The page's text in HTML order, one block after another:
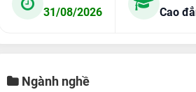
31/08/2026 Cao
Ngành nghề